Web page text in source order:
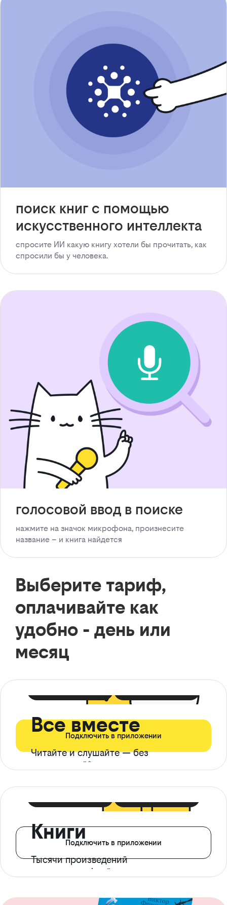
поиск книг с помощью
искусственного интеллекта
спросите ИИ какую книгу хотели бы прочитать, как
спросили бы у человека.
голосовой ввод в поиске
нажмите на значок микрофона, произнесите
название – и книга найдется
Выберите тариф,
оплачивайте как
удобно - день или
месяц
Все вместе
Читайте и слушайте — без
ограничений*
Подключить в приложении
Книги
Тысячи произведений
с доступом офлайн
Подключить в приложении